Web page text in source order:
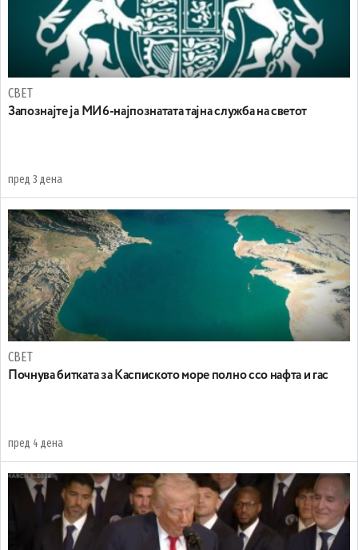
СВЕТ
Запознајте ја МИ6-најпознатата тајна служба на светот
пред 3 дена
СВЕТ
Почнува битката за Каспиското море полно ссо нафта и гас
пред 4 дена